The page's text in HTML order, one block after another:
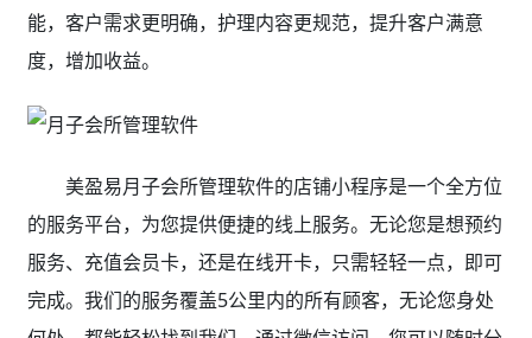
能，客户需求更明确，护理内容更规范，提升客户满意
度，增加收益。
美盈易月子会所管理软件的店铺小程序是一个全方位
的服务平台，为您提供便捷的线上服务。无论您是想预约
服务、充值会员卡，还是在线开卡，只需轻轻一点，即可
完成。我们的服务覆盖5公里内的所有顾客，无论您身处